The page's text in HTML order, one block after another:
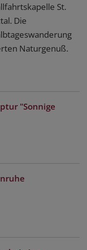
St.
Die
Naturgenuß.
"Sonnige